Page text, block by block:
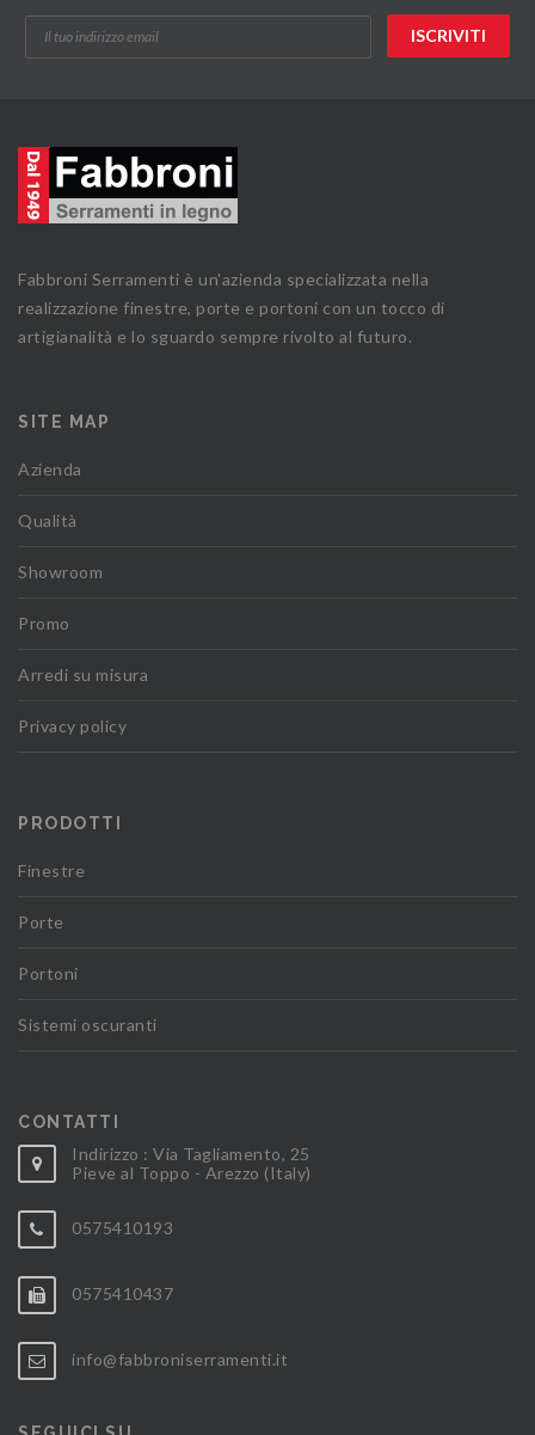
Fabbroni Serramenti è un'azienda specializzata nella
realizzazione finestre, porte e portoni con un tocco di
artigianalità e lo sguardo sempre rivolto al futuro.
SITE MAP
Azienda
Qualità
Showroom
Promo
Arredi su misura
Privacy policy
PRODOTTI
Finestre
Porte
Portoni
Sistemi oscuranti
CONTATTI
Indirizzo : Via Tagliamento, 25
Pieve al Toppo - Arezzo (Italy)
0575410193
0575410437
info@fabbroniserramenti.it